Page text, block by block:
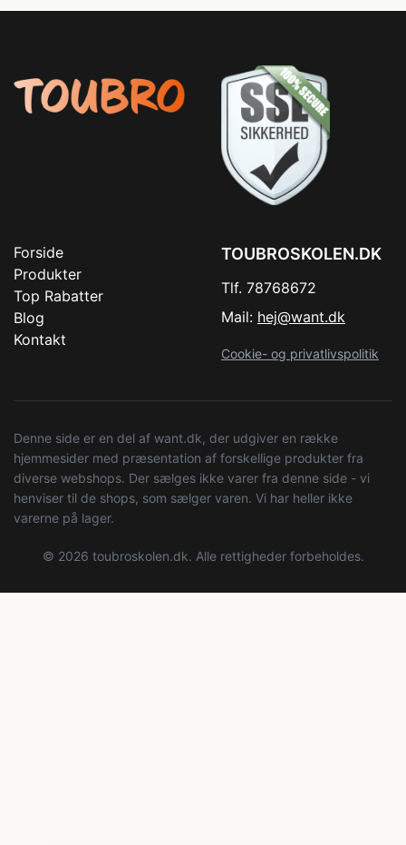
Forside
Produkter
Top Rabatter
Blog
Kontakt
TOUBROSKOLEN.DK
Tlf. 78768672
Mail: hej@want.dk
Cookie- og privatlivspolitik
Denne side er en del af want.dk, der udgiver en række
hjemmesider med præsentation af forskellige produkter fra
diverse webshops. Der sælges ikke varer fra denne side - vi
henviser til de shops, som sælger varen. Vi har heller ikke
varerne på lager.
© 2026 toubroskolen.dk. Alle rettigheder forbeholdes.